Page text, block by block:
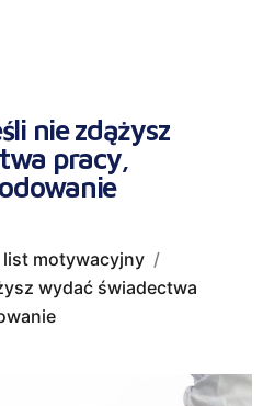
nie zdążysz
pracy,
list motywacyjny
wydać świadectwa